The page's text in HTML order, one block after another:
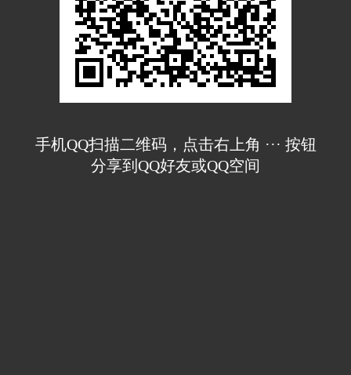
手机QQ扫描二维码，点击右上角 ··· 按钮
分享到QQ好友或QQ空间